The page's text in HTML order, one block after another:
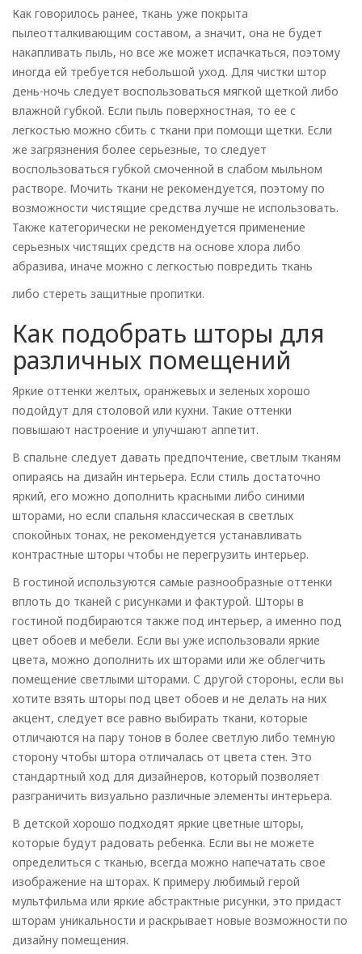
Как говорилось ранее, ткань уже покрыта
пылеотталкивающим составом, а значит, она не будет
накапливать пыль, но все же может испачкаться, поэтому
иногда ей требуется небольшой уход. Для чистки штор
день-ночь следует воспользоваться мягкой щеткой либо
влажной губкой. Если пыль поверхностная, то ее с
легкостью можно сбить с ткани при помощи щетки. Если
же загрязнения более серьезные, то следует
воспользоваться губкой смоченной в слабом мыльном
растворе. Мочить ткани не рекомендуется, поэтому по
возможности чистящие средства лучше не использовать.
Также категорически не рекомендуется применение
серьезных чистящих средств на основе хлора либо
абразива, иначе можно с легкостью повредить ткань
либо стереть защитные пропитки.
Как подобрать шторы для
различных помещений
Яркие оттенки желтых, оранжевых и зеленых хорошо
подойдут для столовой или кухни. Такие оттенки
повышают настроение и улучшают аппетит.
В спальне следует давать предпочтение, светлым тканям
опираясь на дизайн интерьера. Если стиль достаточно
яркий, его можно дополнить красными либо синими
шторами, но если спальня классическая в светлых
спокойных тонах, не рекомендуется устанавливать
контрастные шторы чтобы не перегрузить интерьер.
В гостиной используются самые разнообразные оттенки
вплоть до тканей с рисунками и фактурой. Шторы в
гостиной подбираются также под интерьер, а именно под
цвет обоев и мебели. Если вы уже использовали яркие
цвета, можно дополнить их шторами или же облегчить
помещение светлыми шторами. С другой стороны, если вы
хотите взять шторы под цвет обоев и не делать на них
акцент, следует все равно выбирать ткани, которые
отличаются на пару тонов в более светлую либо темную
сторону чтобы штора отличалась от цвета стен. Это
стандартный ход для дизайнеров, который позволяет
разграничить визуально различные элементы интерьера.
В детской хорошо подходят яркие цветные шторы,
которые будут радовать ребенка. Если вы не можете
определиться с тканью, всегда можно напечатать свое
изображение на шторах. К примеру любимый герой
мультфильма или яркие абстрактные рисунки, это придаст
шторам уникальности и раскрывает новые возможности по
дизайну помещения.